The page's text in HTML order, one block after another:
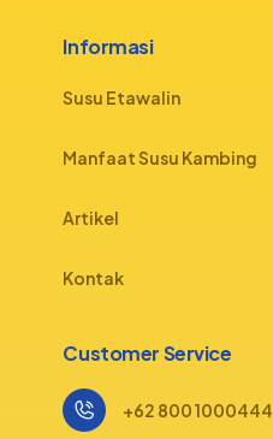
Informasi
Susu Etawalin
Manfaat Susu Kambing
Artikel
Kontak
Customer Service
+62 800 1000444